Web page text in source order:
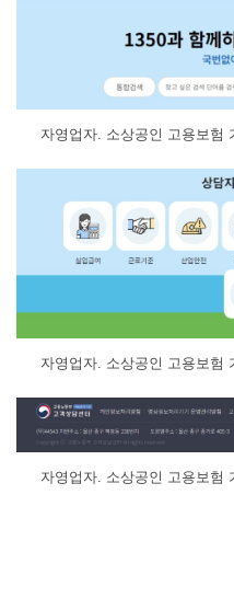
자영업자. 소상공인 고용보험
자영업자. 소상공인 고용보험
자영업자. 소상공인 고용보험